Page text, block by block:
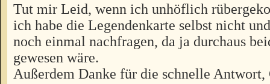
Tut mir Leid, wenn ich unhöflich
ich habe die Legendenkarte selbst nicht
noch einmal nachfragen, da ja durchaus
gewesen wäre.
Außerdem Danke für die schnelle